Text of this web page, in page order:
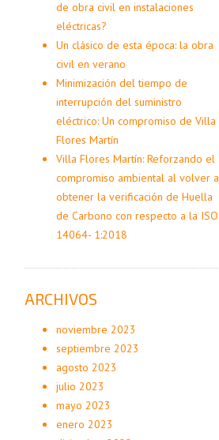
de obra civil en instalaciones
eléctricas?
Un clásico de esta época: la obra
civil en verano
Minimización del tiempo de
interrupción del suministro
eléctrico: Un compromiso de Villa
Flores Martín
Villa Flores Martín: Reforzando el
compromiso ambiental al volver a
obtener la verificación de Huella
de Carbono con respecto a la ISO
14064- 1:2018
ARCHIVOS
noviembre 2023
septiembre 2023
agosto 2023
julio 2023
mayo 2023
enero 2023